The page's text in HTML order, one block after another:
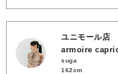
ユニモール店
armoire
suga
162cm